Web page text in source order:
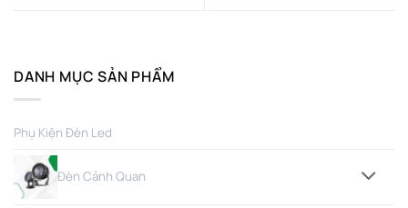
DANH MỤC SẢN PHẨM
Phụ Kiện Đèn Led
Đèn Cảnh Quan